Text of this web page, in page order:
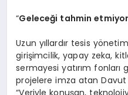
“Geleceği tahmin
Uzun yıllardır tesis
girişimcilik, yapay zeka,
sermayesi yatırım
projelere imza atan
“Veriyle konuşan,